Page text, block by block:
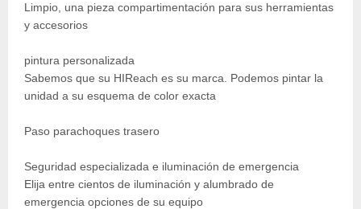
Limpio, una pieza compartimentación para sus herramientas
y accesorios
pintura personalizada
Sabemos que su HIReach es su marca. Podemos pintar la
unidad a su esquema de color exacta
Paso parachoques trasero
Seguridad especializada e iluminación de emergencia
Elija entre cientos de iluminación y alumbrado de
emergencia opciones de su equipo